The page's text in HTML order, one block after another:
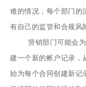
难的情况，每个部门的
有自己的监管和合规风
营销部门可能会为
建一个新的帐户记录，
始为每个合同创建新记